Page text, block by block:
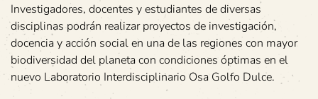
Investigadores, docentes y estudiantes de diversas
disciplinas podrán realizar proyectos de investigación,
docencia y acción social en una de las regiones con mayor
biodiversidad del planeta con condiciones óptimas en el
nuevo Laboratorio Interdisciplinario Osa Golfo Dulce.